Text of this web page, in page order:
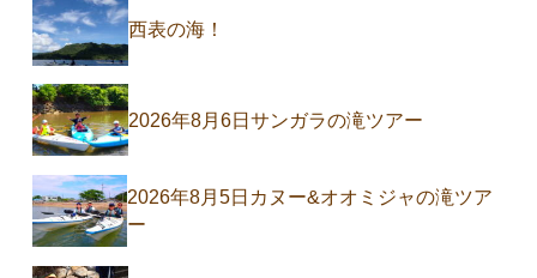
西表の海！
2026年8月6日サンガラの滝ツアー
2026年8月5日カヌー&オオミジャの滝ツア
ー